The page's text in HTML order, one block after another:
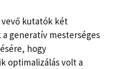
kutatók két
generatív mesterséges
hogy
optimalizálás volt a